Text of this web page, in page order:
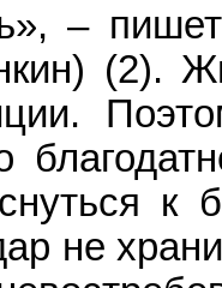
–
(2).
к
не